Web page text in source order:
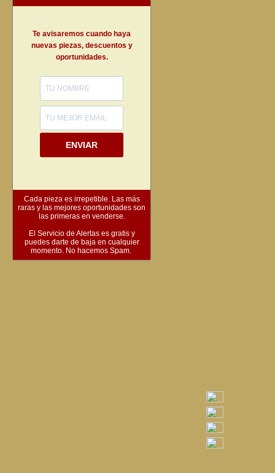
Te avisaremos cuando haya
nuevas piezas, descuentos y
oportunidades.
ENVIAR
Cada pieza es irrepetible. Las más
raras y las mejores oportunidades son
las primeras en venderse.
El Servicio de Alertas es gratis y
puedes darte de baja en cualquier
momento. No hacemos Spam.